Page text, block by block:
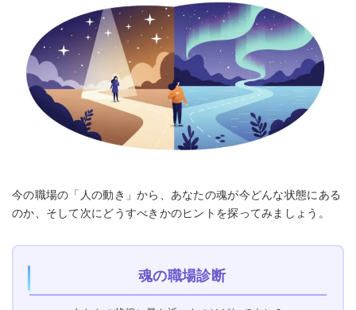
今の職場の「人の動き」から、あなたの魂が今どんな状態にある
のか、そして次にどうすべきかのヒントを探ってみましょう。
魂の職場診断